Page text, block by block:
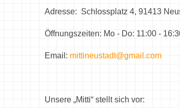
Adresse: Schlossplatz 4, 91413
Öffnungszeiten: Mo - Do: 11:00 -
Email: mittineustadt@gmail.com
Unsere „Mitti“ stellt sich vor: